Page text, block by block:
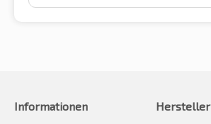
Informationen
Hersteller